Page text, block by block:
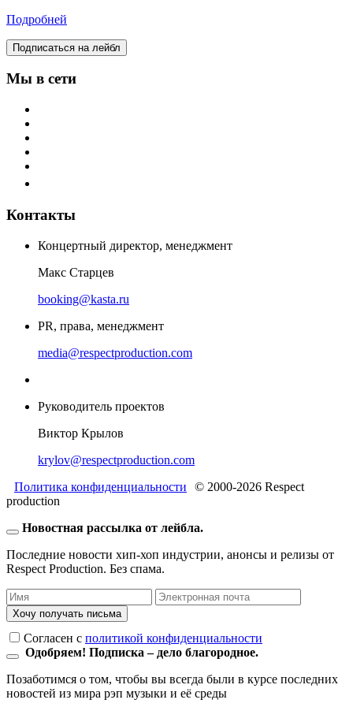
Подробней
Подписаться на лейбл
Мы в сети
Контакты
Концертный директор, менеджмент
Макс Старцев
booking@kasta.ru
PR, права, менеджмент
media@respectproduction.com
Руководитель проектов
Виктор Крылов
krylov@respectproduction.com
Политика конфиденциальности
© 2000-2026 Respect
production
Новостная рассылка от лейбла.
Последние новости хип-хоп индустрии, анонсы и релизы от
Respect Production. Без спама.
Хочу получать письма
Согласен c политикой конфиденциальности
Одобряем! Подписка – дело благородное.
Позаботимся о том, чтобы вы всегда были в курсе последних
новостей из мира рэп музыки и её среды